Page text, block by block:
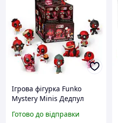
Ігрова фігурка Funko
Mystery Minis Дедпул
Готово до відправки